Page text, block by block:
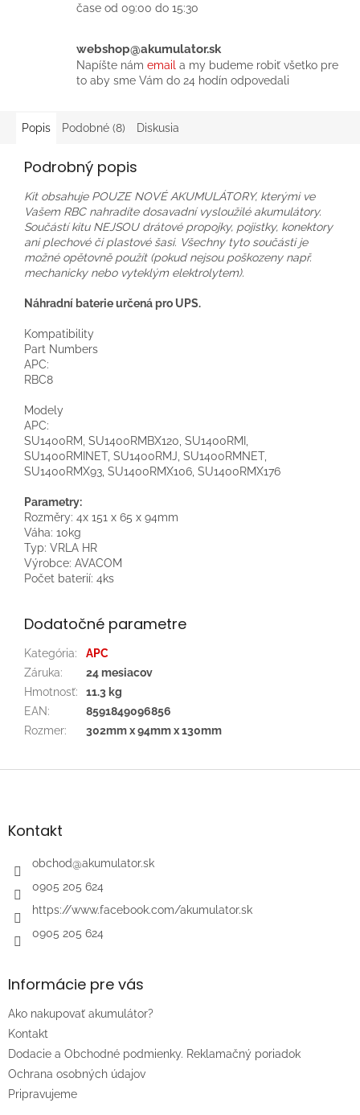
čase od 09:00 do 15:30
webshop@akumulator.sk
Napíšte nám email a my budeme robiť všetko pre
to aby sme Vám do 24 hodín odpovedali
Popis Podobné (8) Diskusia
Podrobný popis
Kit obsahuje POUZE NOVÉ AKUMULÁTORY, kterými ve
Vašem RBC nahradíte dosavadní vysloužilé akumulátory.
Součástí kitu NEJSOU drátové propojky, pojistky, konektory
ani plechové či plastové šasi. Všechny tyto součásti je
možné opětovně použít (pokud nejsou poškozeny např.
mechanicky nebo vyteklým elektrolytem).
Náhradní baterie určená pro UPS.
Kompatibility
Part Numbers
APC:
RBC8
Modely
APC:
SU1400RM, SU1400RMBX120, SU1400RMI,
SU1400RMINET, SU1400RMJ, SU1400RMNET,
SU1400RMX93, SU1400RMX106, SU1400RMX176
Parametry:
Rozměry: 4x 151 x 65 x 94mm
Váha: 10kg
Typ: VRLA HR
Výrobce: AVACOM
Počet baterií: 4ks
Dodatočné parametre
Kategória:
APC
Záruka:
24 mesiacov
Hmotnosť:
11.3 kg
EAN:
8591849096856
Rozmer: 302mm x 94mm x 130mm
Z
äKontakt
obchod@akumulator.sk
0905 205 624
https://www.facebook.com/akumulator.sk
0905 205 624
Informácie pre vás
Ako nakupovať akumulátor?
Kontakt
Dodacie a Obchodné podmienky. Reklamačný poriadok
Ochrana osobných údajov
Pripravujeme